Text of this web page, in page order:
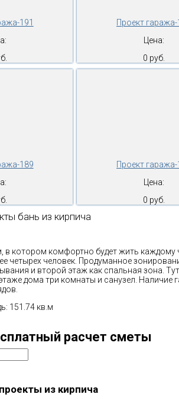
191
Проект
Цена:
0 руб.
189
Проект
Цена:
0 руб.
бань из кирпича
в котором комфортно будет жить каждому
четырех человек. Продуманное
и второй этаж как спальная зона.
дома три комнаты и санузел.
151.74 кв.м
расчет сметы
из кирпича